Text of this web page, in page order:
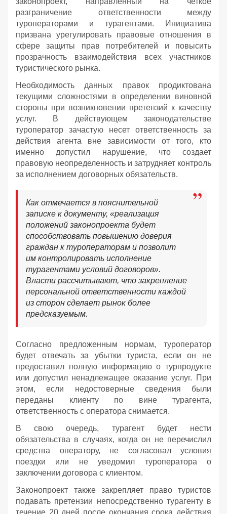
разграничение ответственности между
туроператорами и турагентами. Инициатива
призвана урегулировать правовые отношения в
сфере защиты прав потребителей и повысить
прозрачность взаимодействия всех участников
туристического рынка.
Необходимость данных правок продиктована
текущими сложностями в определении виновной
стороны при возникновении претензий к качеству
услуг. В действующем законодательстве
туроператор зачастую несет ответственность за
действия агента вне зависимости от того, кто
именно допустил нарушение, что создает
правовую неопределенность и затрудняет контроль
за исполнением договорных обязательств.
Как отмечается в пояснительной
записке к документу, «реализация
положений законопроекта будет
способствовать повышению доверия
граждан к туроператорам и позволит
им контролировать исполнение
турагентами условий договоров».
Власти рассчитывают, что закрепление
персональной ответственности каждой
из сторон сделает рынок более
предсказуемым.
Согласно предложенным нормам, туроператор
будет отвечать за убытки туриста, если он не
предоставил полную информацию о турпродукте
или допустил ненадлежащее оказание услуг. При
этом, если недостоверные сведения были
переданы клиенту по вине турагента,
ответственность с оператора снимается.
В свою очередь, турагент будет нести
обязательства в случаях, когда он не перечислил
средства оператору, не согласовал условия
поездки или не уведомил туроператора о
заключении договора с клиентом.
Законопроект также закрепляет право туристов
подавать претензии непосредственно турагенту в